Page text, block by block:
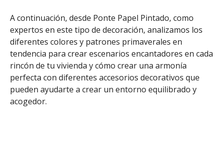
A continuación, desde Ponte Papel Pintado, como
expertos en este tipo de decoración, analizamos los
diferentes colores y patrones primaverales en
tendencia para crear escenarios encantadores en cada
rincón de tu vivienda y cómo crear una armonía
perfecta con diferentes accesorios decorativos que
pueden ayudarte a crear un entorno equilibrado y
acogedor.